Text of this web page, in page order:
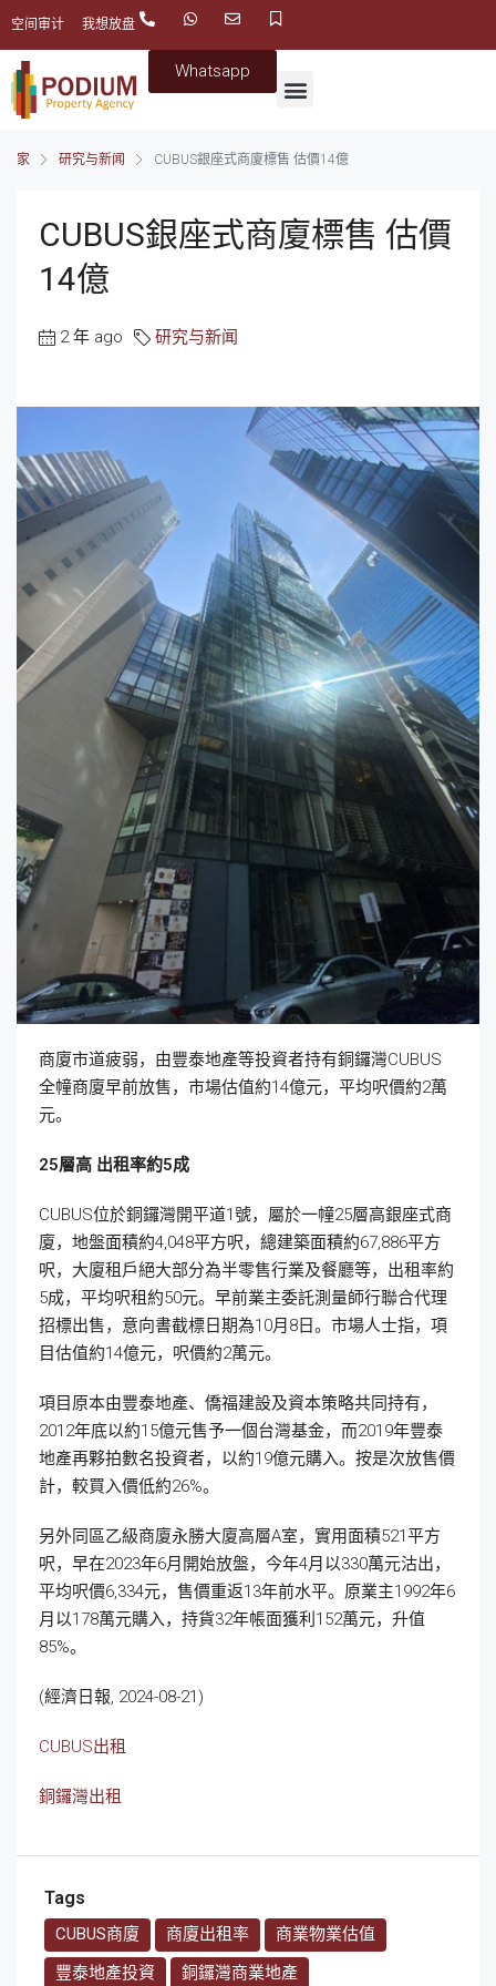
空间审计 我想放盘
Whatsapp
家 研究与新闻 CUBUS銀座式商廈標售 估價14億
CUBUS銀座式商廈標售 估價
14億
2 年 ago 研究与新闻
商廈市道疲弱，由豐泰地產等投資者持有銅鑼灣CUBUS
全幢商廈早前放售，市場估值約14億元，平均呎價約2萬
元。
25層高 出租率約5成
CUBUS位於銅鑼灣開平道1號，屬於一幢25層高銀座式商
廈，地盤面積約4,048平方呎，總建築面積約67,886平方
呎，大廈租戶絕大部分為半零售行業及餐廳等，出租率約
5成，平均呎租約50元。早前業主委託測量師行聯合代理
招標出售，意向書截標日期為10月8日。市場人士指，項
目估值約14億元，呎價約2萬元。
項目原本由豐泰地產、僑福建設及資本策略共同持有，
2012年底以約15億元售予一個台灣基金，而2019年豐泰
地產再夥拍數名投資者，以約19億元購入。按是次放售價
計，較買入價低約26%。
另外同區乙級商廈永勝大廈高層A室，實用面積521平方
呎，早在2023年6月開始放盤，今年4月以330萬元沽出，
平均呎價6,334元，售價重返13年前水平。原業主1992年6
月以178萬元購入，持貨32年帳面獲利152萬元，升值
85%。
(經濟日報, 2024-08-21)
CUBUS出租
銅鑼灣出租
Tags
CUBUS商廈 商廈出租率
商業物業估值
豐泰地產投資
銅鑼灣商業地產